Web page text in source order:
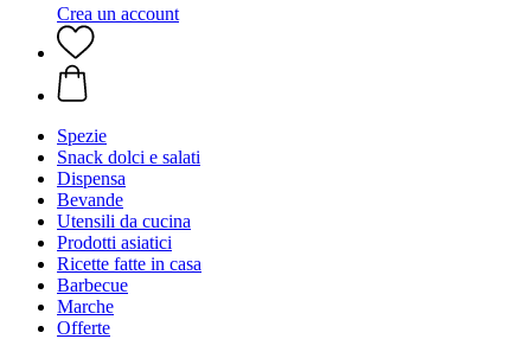
Crea un account
Spezie
Snack dolci e salati
Dispensa
Bevande
Utensili da cucina
Prodotti asiatici
Ricette fatte in casa
Barbecue
Marche
Offerte